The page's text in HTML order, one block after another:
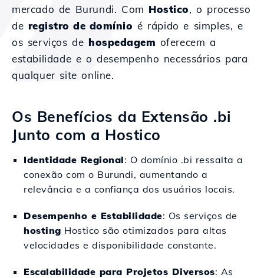
mercado de Burundi. Com Hostico, o processo
de registro de domínio é rápido e simples, e
os serviços de hospedagem oferecem a
estabilidade e o desempenho necessários para
qualquer site online.
Os Benefícios da Extensão .bi
Junto com a Hostico
Identidade Regional: O domínio .bi ressalta a
conexão com o Burundi, aumentando a
relevância e a confiança dos usuários locais.
Desempenho e Estabilidade: Os serviços de
hosting Hostico são otimizados para altas
velocidades e disponibilidade constante.
Escalabilidade para Projetos Diversos: As